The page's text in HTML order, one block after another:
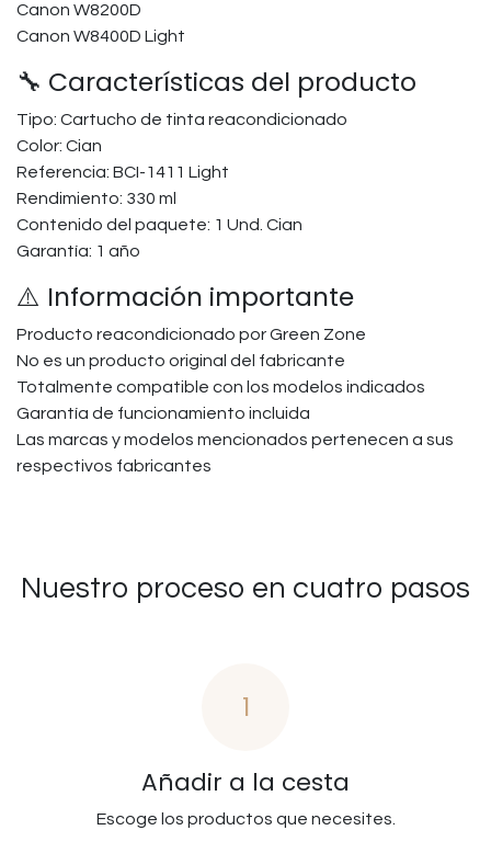
Canon W8200D
Canon W8400D Light
🔧 Características del producto
Tipo: Cartucho de tinta reacondicionado
Color: Cian
Referencia: BCI-1411 Light
Rendimiento: 330 ml
Contenido del paquete: 1 Und. Cian
Garantía: 1 año
⚠️ Información importante
Producto reacondicionado por Green Zone
No es un producto original del fabricante
Totalmente compatible con los modelos indicados
Garantía de funcionamiento incluida
Las marcas y modelos mencionados pertenecen a sus
respectivos fabricantes
Nuestro proceso en cuatro pasos
1
Añadir a la cesta
Escoge los productos que necesites.